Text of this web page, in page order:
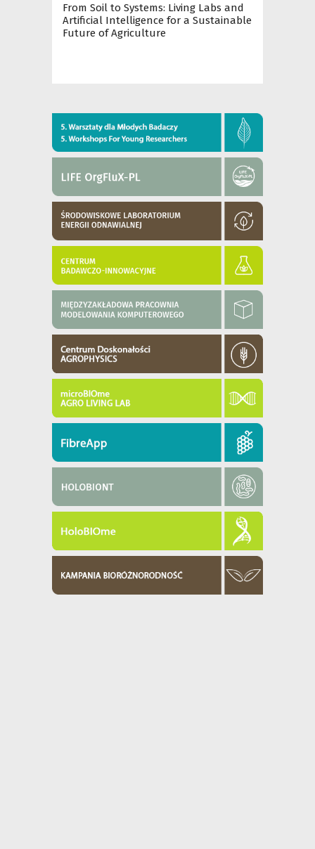
From Soil to Systems: Living Labs and
Artificial Intelligence for a Sustainable
Future of Agriculture